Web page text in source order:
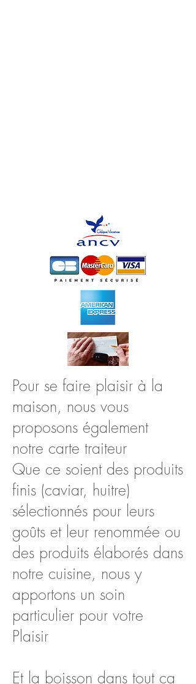
Pour se faire plaisir à la
maison, nous vous
proposons également
notre carte traiteur
Que ce soient des produits
finis (caviar, huitre)
sélectionnés pour leurs
goûts et leur renommée ou
des produits élaborés dans
notre cuisine, nous y
apportons un soin
particulier pour votre
Plaisir
Et la boisson dans tout ça